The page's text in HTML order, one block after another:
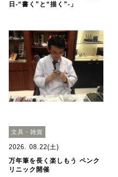
日-“書く”と“描く”-」
文具・雑貨
2026. 08.22(土)
万年筆を長く楽しもう ペンク
リニック開催